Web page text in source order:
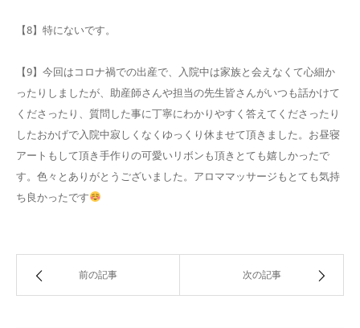
【8】特にないです。
【9】今回はコロナ禍での出産で、入院中は家族と会えなくて心細か
ったりしましたが、助産師さんや担当の先生皆さんがいつも話かけて
くださったり、質問した事に丁寧にわかりやすく答えてくださったり
したおかげで入院中寂しくなくゆっくり休ませて頂きました。お昼寝
アートもして頂き手作りの可愛いリボンも頂きとても嬉しかったで
す。色々とありがとうございました。アロママッサージもとても気持
ち良かったです
前の記事 次の記事